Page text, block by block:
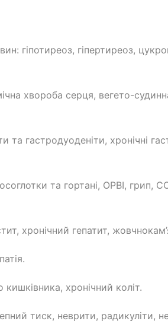
гіпотиреоз, гіпертиреоз,
хвороба серця, вегето-
гастродуоденіти, хронічні
та гортані, ОРВІ, грип,
хронічний гепатит,
хронічний коліт.
тиск, неврити, радикуліти,